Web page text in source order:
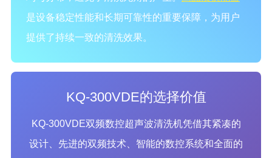
是设备稳定性能和长期可靠性的重要保障，为用户
提供了持续一致的清洗效果。
KQ-300VDE的选择价值
KQ-300VDE双频数控超声波清洗机凭借其紧凑的
设计、先进的双频技术、智能的数控系统和全面的